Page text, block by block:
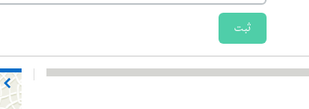
ثبت